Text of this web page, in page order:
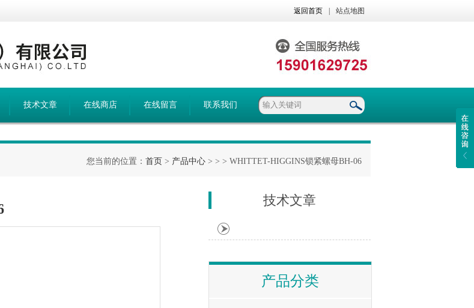
返回首页 站点地图
技术文章 在线商店 在线留言 联系我们
您当前的位置： 首页 > 产品中心 > > > WHITTET-HIGGINS锁紧螺母BH-06
技术文章
产品分类